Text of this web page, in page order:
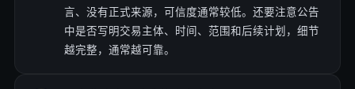
言、没有正式来源，可信度通常较低。还要注意公告
中是否写明交易主体、时间、范围和后续计划，细节
越完整，通常越可靠。